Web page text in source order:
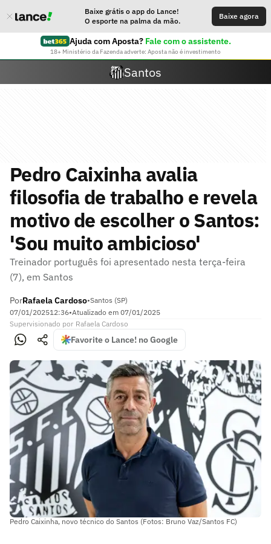
Baixe grátis o app do Lance!
O esporte na palma da mão.
Baixe agora
Ajuda com Aposta? Fale com o assistente.
18+ Ministério da Fazenda adverte: Aposta não é investimento
Santos
Pedro Caixinha avalia
filosofia de trabalho e revela
motivo de escolher o Santos:
'Sou muito ambicioso'
Treinador português foi apresentado nesta terça-feira
(7), em Santos
PorRafaela Cardoso•Santos (SP)
07/01/202512:36•Atualizado em 07/01/2025
Supervisionado por Rafaela Cardoso
Favorite o Lance! no Google
Pedro Caixinha, novo técnico do Santos (Fotos: Bruno Vaz/Santos FC)